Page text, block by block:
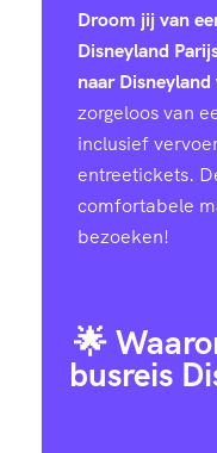
Droom jij van
Disneyland
naar
zorgeloos van
inclusief
entreetickets.
comfortabele
bezoeken!
🌟
busreis